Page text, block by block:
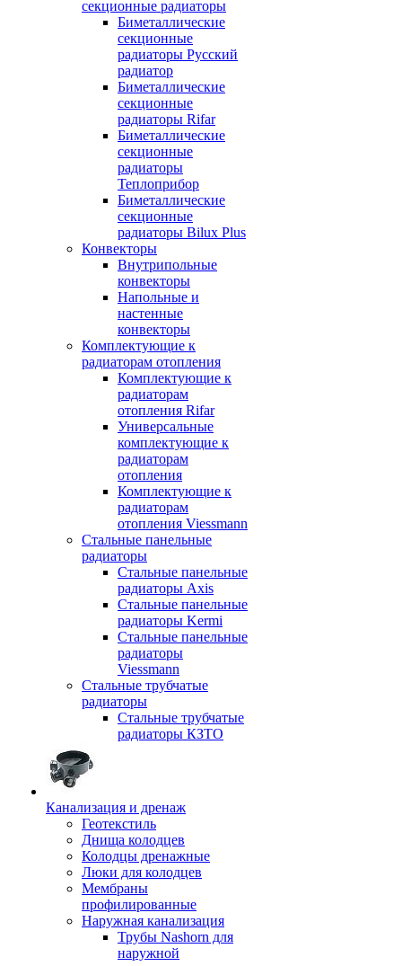
секционные радиаторы
Биметаллические
секционные
радиаторы Русский
радиатор
Биметаллические
секционные
радиаторы Rifar
Биметаллические
секционные
радиаторы
Теплоприбор
Биметаллические
секционные
радиаторы Bilux Plus
Конвекторы
Внутрипольные
конвекторы
Напольные и
настенные
конвекторы
Комплектующие к
радиаторам отопления
Комплектующие к
радиаторам
отопления Rifar
Универсальные
комплектующие к
радиаторам
отопления
Комплектующие к
радиаторам
отопления Viessmann
Стальные панельные
радиаторы
Стальные панельные
радиаторы Axis
Стальные панельные
радиаторы Kermi
Стальные панельные
радиаторы
Viessmann
Стальные трубчатые
радиаторы
Стальные трубчатые
радиаторы КЗТО
Канализация и дренаж
Геотекстиль
Днища колодцев
Колодцы дренажные
Люки для колодцев
Мембраны
профилированные
Наружная канализация
Трубы Nashorn для
наружной